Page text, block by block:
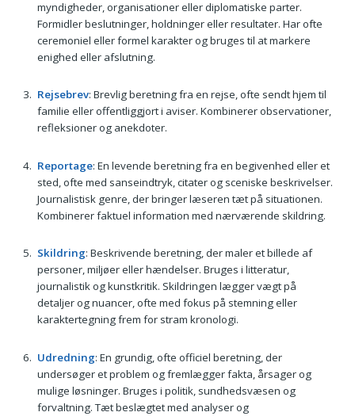
myndigheder, organisationer eller diplomatiske parter.
Formidler beslutninger, holdninger eller resultater. Har ofte
ceremoniel eller formel karakter og bruges til at markere
enighed eller afslutning.
Rejsebrev: Brevlig beretning fra en rejse, ofte sendt hjem til
familie eller offentliggjort i aviser. Kombinerer observationer,
refleksioner og anekdoter.
Reportage: En levende beretning fra en begivenhed eller et
sted, ofte med sanseindtryk, citater og sceniske beskrivelser.
Journalistisk genre, der bringer læseren tæt på situationen.
Kombinerer faktuel information med nærværende skildring.
Skildring: Beskrivende beretning, der maler et billede af
personer, miljøer eller hændelser. Bruges i litteratur,
journalistik og kunstkritik. Skildringen lægger vægt på
detaljer og nuancer, ofte med fokus på stemning eller
karaktertegning frem for stram kronologi.
Udredning: En grundig, ofte officiel beretning, der
undersøger et problem og fremlægger fakta, årsager og
mulige løsninger. Bruges i politik, sundhedsvæsen og
forvaltning. Tæt beslægtet med analyser og